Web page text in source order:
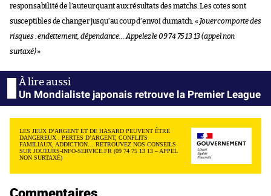
responsabilité de l’auteur quant aux résultats des matchs. Les cotes sont
susceptibles de changer jusqu’au coup d’envoi du match. « Jouer comporte des
risques : endettement, dépendance… Appelez le 09 74 75 13 13 (appel non
surtaxé)»
Un Mondialiste japonais retrouve la Premier League
LES JEUX D’ARGENT ET DE HASARD PEUVENT ÊTRE
DANGEREUX : PERTES D’ARGENT, CONFLITS
FAMILIAUX, ADDICTION… RETROUVEZ NOS CONSEILS
SUR JOUEURS-INFO-SERVICE.FR (09 74 75 13 13 – APPEL
NON SURTAXÉ)